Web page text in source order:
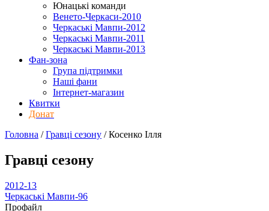
Юнацькі команди
Венето-Черкаси-2010
Черкаські Мавпи-2012
Черкаські Мавпи-2011
Черкаські Мавпи-2013
Фан-зона
Група підтримки
Наші фани
Інтернет-магазин
Квитки
Донат
Головна /Гравці сезону /Косенко Ілля
Гравці сезону
2012-13
Черкаські Мавпи-96
Профайл